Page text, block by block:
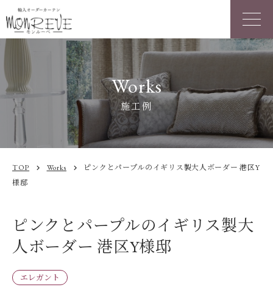
Works
施工例
TOP chevron_right Works chevron_right
ピンクとパープルのイギリス製大人ボーダー 港区Y
様邸
ピンクとパープルのイギリス製大
人ボーダー 港区Y様邸
エレガント